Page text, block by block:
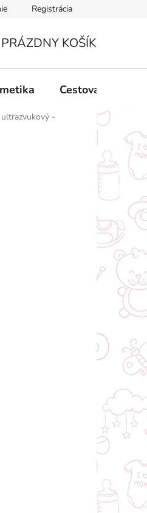
Podmienky ochrany
Registrácia
PRÁZDNY KOŠÍK
Cestovanie
-